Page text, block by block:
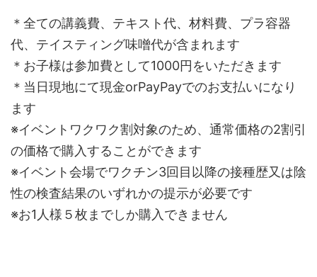
＊全ての講義費、テキスト代、材料費、プラ容器
代、テイスティング味噌代が含まれます
＊お子様は参加費として1000円をいただきます
＊当日現地にて現金orPayPayでのお支払いになり
ます
※イベントワクワク割対象のため、通常価格の2割引
の価格で購入することができます
※イベント会場でワクチン3回目以降の接種歴又は陰
性の検査結果のいずれかの提示が必要です
※お1人様５枚までしか購入できません